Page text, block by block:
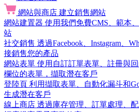
網站與商店 建立銷售網站
網站建置器 使用我們免費CMS、範本
站
社交銷售 透過Facebook、Instagram、
接銷售您的產品
網站表單 使用自訂訂單表單、註冊與
欄位的表單，擷取潛在客戶
登陸頁 利用擷取表單、自動化漏斗和
生成潛在客戶
線上商店 透過庫存管理、訂單處理、